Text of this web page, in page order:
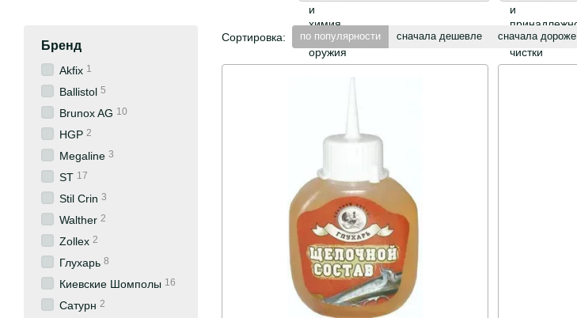
Сортировка: по популярности сначала дешевле сначала дороже
Бренд
Akfix 1
Ballistol 5
Brunox AG 10
HGP 2
Megaline 3
ST 17
Stil Crin 3
Walther 2
Zollex 2
Глухарь 8
Киевские Шомполы 16
Сатурн 2